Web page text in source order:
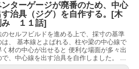
ンターゲージが廃番のため、中心
治具（ジグ）を自作する。[木
み １１話]
のセルフビルドを進める上で、採寸の基準
は、 基本線とよばれる、柱や梁の中心線で
く材の中心が出せると 便利な場面が多々出
で、中心線を出す治具を自作しました。 ...